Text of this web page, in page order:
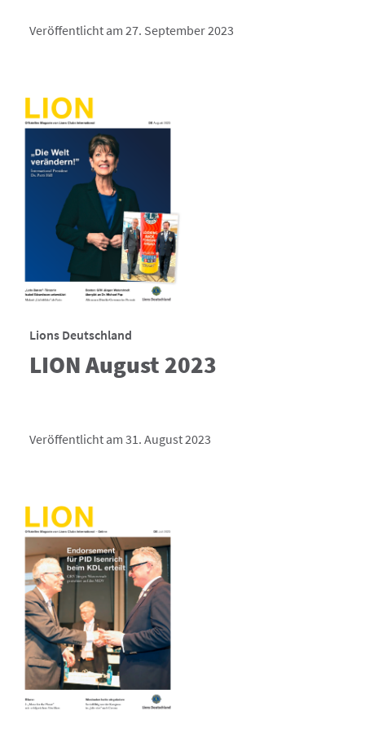
Veröffentlicht am 27. September 2023
Lions Deutschland
LION August 2023
Veröffentlicht am 31. August 2023